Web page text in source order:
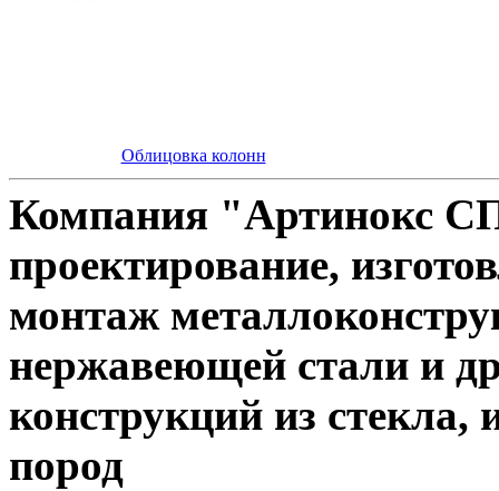
Облицовка колонн
Компания "Артинокс
проектирование,
монтаж
нержавеющей стали и
конструкций из стекла,
пород